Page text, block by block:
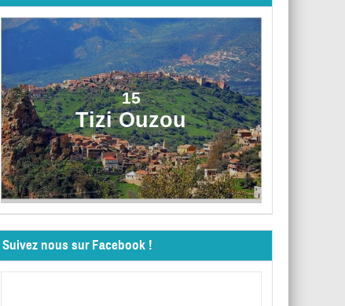
15
Tizi Ouzou
Suivez nous sur Facebook !